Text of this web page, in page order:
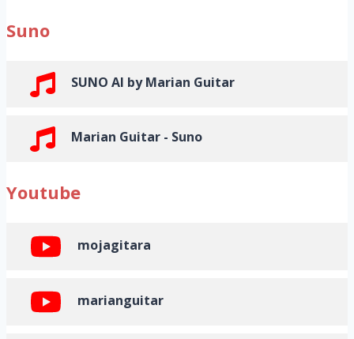
Suno
SUNO AI by Marian Guitar
Marian Guitar - Suno
Youtube
mojagitara
marianguitar